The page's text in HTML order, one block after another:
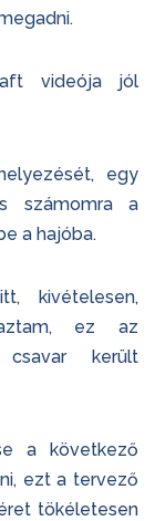
videója jól
egy
számomra a
a hajóba.
kivételesen,
ez az
került
a következő
ezt a tervező
tökéletesen